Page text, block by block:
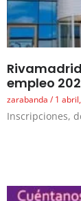
empleo
zarabanda 1
Inscripciones,